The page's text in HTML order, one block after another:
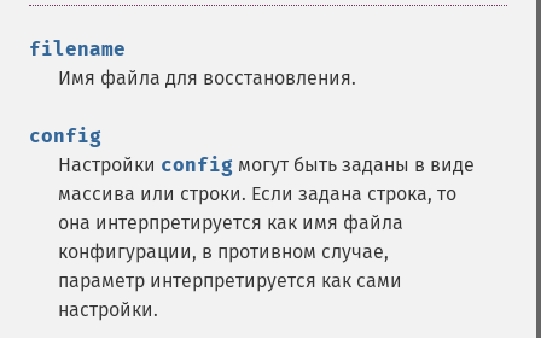
filename
Имя файла для восстановления.
config
Настройки config могут быть заданы в виде
массива или строки. Если задана строка, то
она интерпретируется как имя файла
конфигурации, в противном случае,
параметр интерпретируется как сами
настройки.